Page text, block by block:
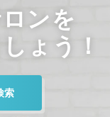
ンを
ょう！
索